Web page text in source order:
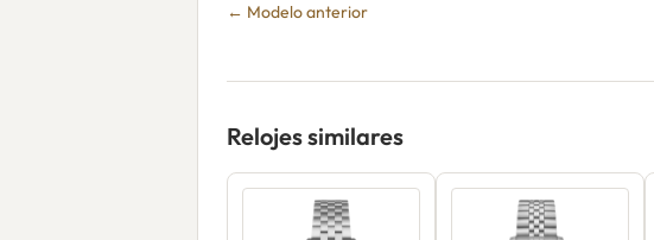
← Modelo anterior
Relojes similares